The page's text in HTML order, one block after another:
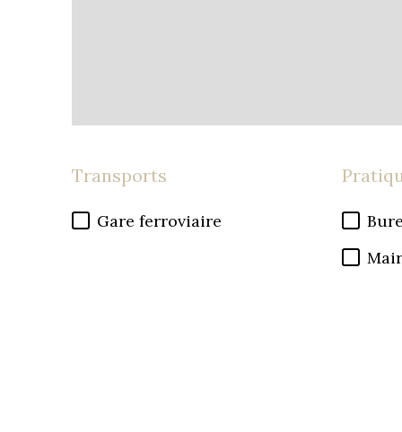
Transports
Gare ferroviaire